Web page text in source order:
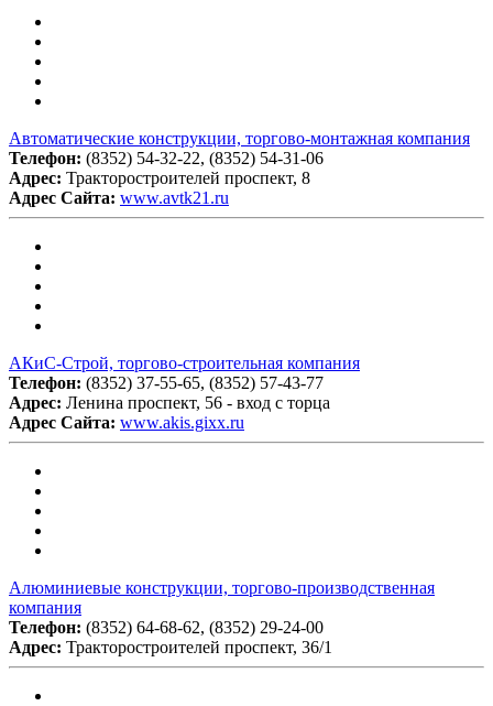
Автоматические конструкции, торгово-монтажная компания
Телефон: (8352) 54-32-22, (8352) 54-31-06
Адрес: Тракторостроителей проспект, 8
Адрес Сайта: www.avtk21.ru
АКиС-Строй, торгово-строительная компания
Телефон: (8352) 37-55-65, (8352) 57-43-77
Адрес: Ленина проспект, 56 - вход с торца
Адрес Сайта: www.akis.gixx.ru
Алюминиевые конструкции, торгово-производственная
компания
Телефон: (8352) 64-68-62, (8352) 29-24-00
Адрес: Тракторостроителей проспект, 36/1